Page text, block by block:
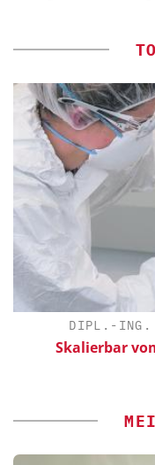
DIPL.-ING.
Skalierbar